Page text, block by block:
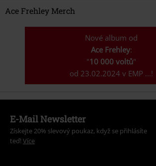
Ace Frehley Merch
Nové album od
Ace Frehley:
"10 000 voltů"
od 23.02.2024 v EMP ...!
E-Mail Newsletter
Získejte 20% slevový poukaz, když se přihlásíte
teď! Více